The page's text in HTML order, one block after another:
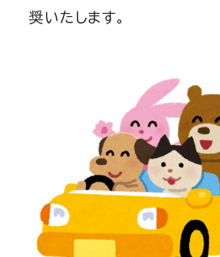
奨いたします。